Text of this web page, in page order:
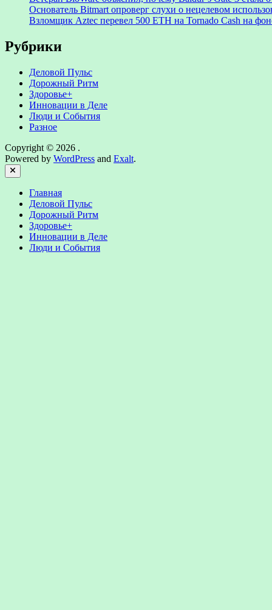
Основатель Bitmart опроверг слухи о нецелевом
Взломщик Aztec перевел 500 ETH на Tornado Cash на
Рубрики
Деловой Пульс
Дорожный Ритм
Здоровье+
Инновации в Деле
Люди и События
Разное
Copyright © 2026 .
Powered by WordPress and Exalt.
Close
Главная
Деловой Пульс
Дорожный Ритм
Здоровье+
Инновации в Деле
Люди и События